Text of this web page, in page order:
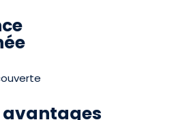
avantages